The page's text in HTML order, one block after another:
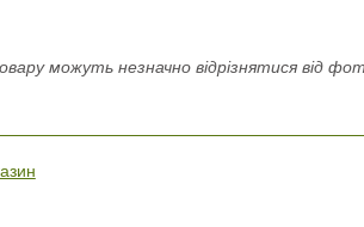
можуть незначно відрізнятися від